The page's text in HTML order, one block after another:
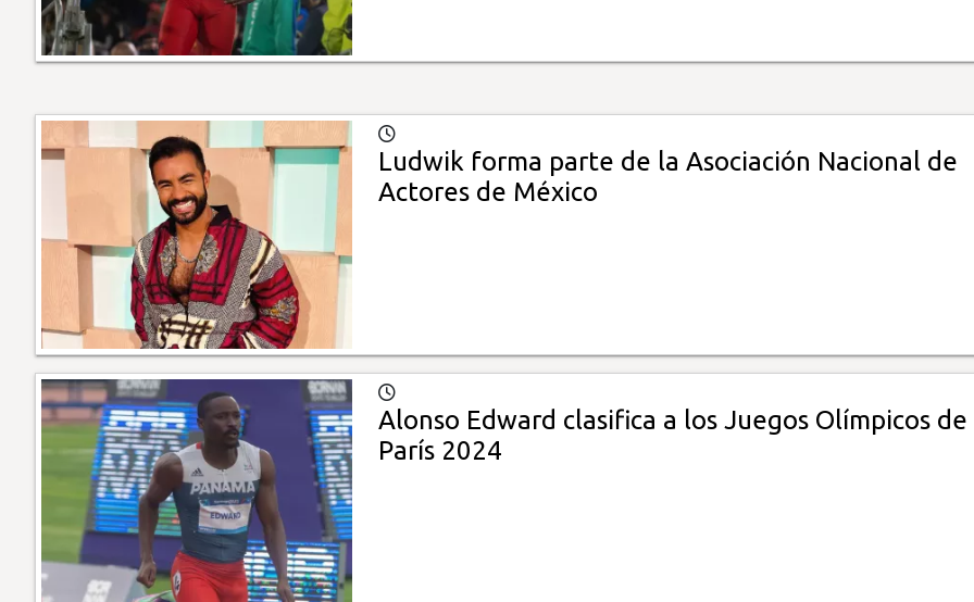
Ludwik forma parte de la Asociación Nacional de
Actores de México
Alonso Edward clasifica a los Juegos Olímpicos de
París 2024